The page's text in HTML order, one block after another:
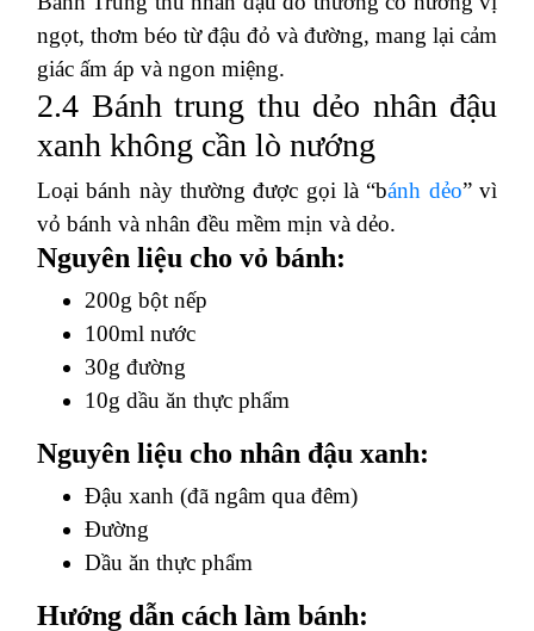
ngọt, thơm béo từ đậu đỏ và đường, mang lại cảm
giác ấm áp và ngon miệng.
2.4 Bánh trung thu dẻo nhân đậu
xanh không cần lò nướng
Loại bánh này thường được gọi là “bánh dẻo” vì
vỏ bánh và nhân đều mềm mịn và dẻo.
Nguyên liệu cho vỏ bánh:
200g bột nếp
100ml nước
30g đường
10g dầu ăn thực phẩm
Nguyên liệu cho nhân đậu xanh:
Đậu xanh (đã ngâm qua đêm)
Đường
Dầu ăn thực phẩm
Hướng dẫn cách làm bánh: